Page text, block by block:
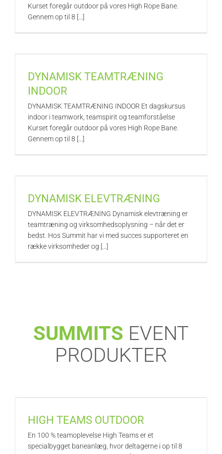
Kurset foregår outdoor på vores High Rope Bane.
Gennem op til 8 [...]
DYNAMISK TEAMTRÆNING
INDOOR
DYNAMISK TEAMTRÆNING INDOOR Et dagskursus
indoor i teamwork, teamspirit og teamforståelse
Kurset foregår outdoor på vores High Rope Bane.
Gennem op til 8 [...]
DYNAMISK ELEVTRÆNING
DYNAMISK ELEVTRÆNING Dynamisk elevtræning er
teamtræning og virksomhedsoplysning – når det er
bedst. Hos Summit har vi med succes supporteret en
række virksomheder og [...]
SUMMITS EVENT
PRODUKTER
HIGH TEAMS OUTDOOR
En 100 % teamoplevelse High Teams er et
specialbygget baneanlæg, hvor deltagerne i op til 8